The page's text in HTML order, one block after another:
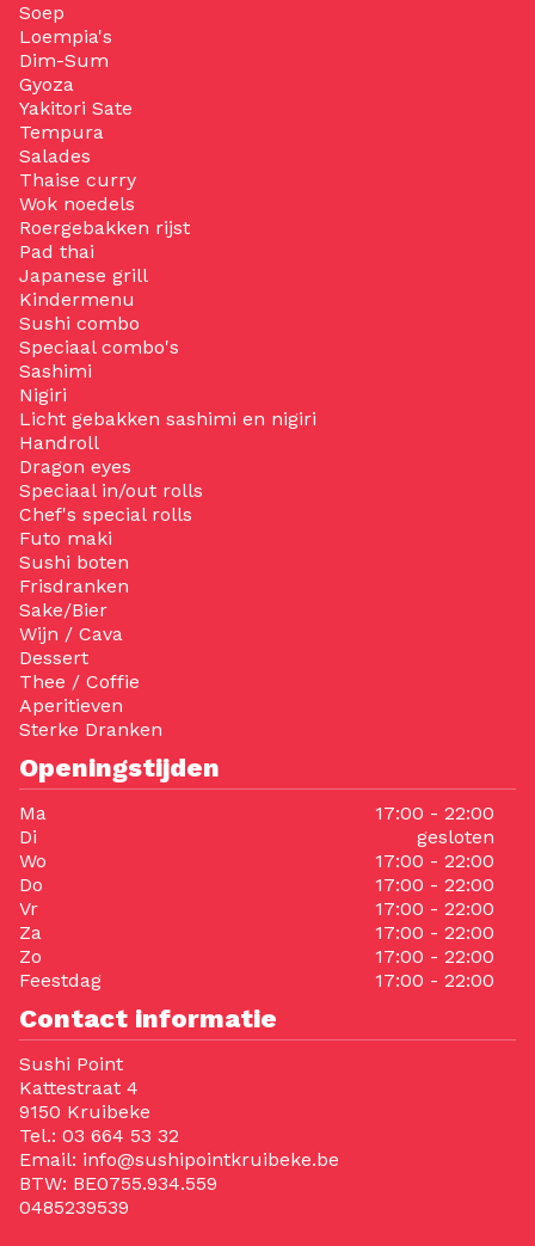
Soep
Loempia's
Dim-Sum
Gyoza
Yakitori Sate
Tempura
Salades
Thaise curry
Wok noedels
Roergebakken rijst
Pad thai
Japanese grill
Kindermenu
Sushi combo
Speciaal combo's
Sashimi
Nigiri
Licht gebakken sashimi en nigiri
Handroll
Dragon eyes
Speciaal in/out rolls
Chef's special rolls
Futo maki
Sushi boten
Frisdranken
Sake/Bier
Wijn / Cava
Dessert
Thee / Coffie
Aperitieven
Sterke Dranken
Openingstijden
Ma
17:00 - 22:00
Di
gesloten
Wo
17:00 - 22:00
Do
17:00 - 22:00
Vr
17:00 - 22:00
Za
17:00 - 22:00
Zo
17:00 - 22:00
Feestdag
17:00 - 22:00
Contact informatie
Sushi Point
Kattestraat 4
9150 Kruibeke
Tel.: 03 664 53 32
Email: info@sushipointkruibeke.be
BTW: BE0755.934.559
0485239539